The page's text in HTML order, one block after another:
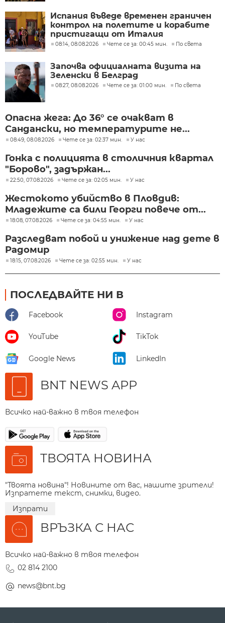
Испания въведе временен граничен
контрол на полетите и корабите
пристигащи от Италия
08:14, 08.08.2026 Чете се за: 00:45 мин. По света
Започва официалната визита на
Зеленски в Белград
08:27, 08.08.2026 Чете се за: 01:00 мин. По света
Опасна жега: До 36° се очакват в
Сандански, но температурите не...
08:49, 08.08.2026 Чете се за: 02:37 мин. У нас
Гонка с полицията в столичния квартал
"Борово", задържан...
22:50, 07.08.2026 Чете се за: 02:05 мин. У нас
Жестокото убийство в Пловдив:
Младежите са били Георги повече от...
18:08, 07.08.2026 Чете се за: 04:55 мин. У нас
Разследват побой и унижение над дете в
Радомир
18:15, 07.08.2026 Чете се за: 02:55 мин. У нас
ПОСЛЕДВАЙТЕ НИ В
Facebook Instagram
YouTube TikTok
Google News LinkedIn
BNT NEWS APP
Всичко най-важно в твоя телефон
ТВОЯТА НОВИНА
"Твоята новина"! Новините от вас, нашите зрители!
Изпратете текст, снимки, видео.
Изпрати
ВРЪЗКА С НАС
Всичко най-важно в твоя телефон
02 814 2100
news@bnt.bg